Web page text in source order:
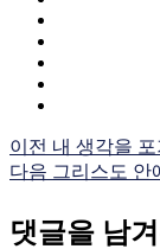
이전 내 생각을
다음 그리스도 안
댓글을 남